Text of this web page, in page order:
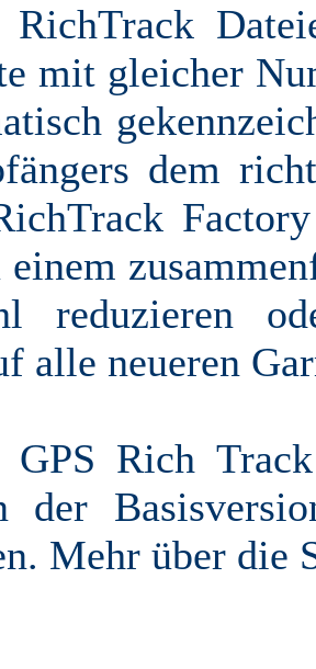
RichTrack
mit gleicher
dem
einem
reduzieren
alle neueren
Rich
der
Mehr über die